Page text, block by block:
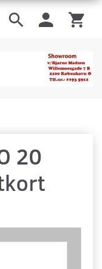
20